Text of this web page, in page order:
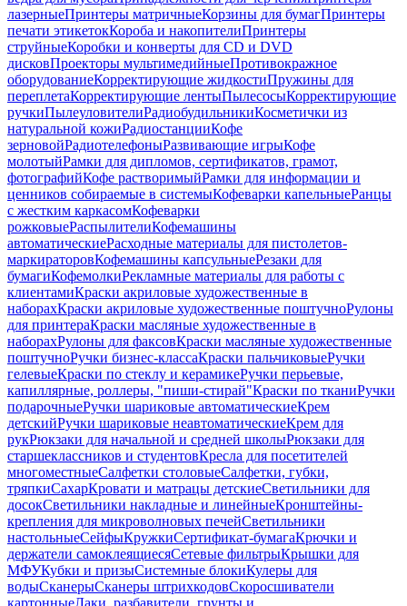
лазерныеПринтеры матричныеКорзины для бумагПринтеры
печати этикетокКороба и накопителиПринтеры
струйныеКоробки и конверты для CD и DVD
дисковПроекторы мультимедийныеПротивокражное
оборудованиеКорректирующие жидкостиПружины для
переплетаКорректирующие лентыПылесосыКорректирующие
ручкиПылеуловителиРадиобудильникиКосметички из
натуральной кожиРадиостанцииКофе
зерновойРадиотелефоныРазвивающие игрыКофе
молотыйРамки для дипломов, сертификатов, грамот,
фотографийКофе растворимыйРамки для информации и
ценников собираемые в системыКофеварки капельныеРанцы
с жестким каркасомКофеварки
рожковыеРаспылителиКофемашины
автоматическиеРасходные материалы для пистолетов-
маркираторовКофемашины капсульныеРезаки для
бумагиКофемолкиРекламные материалы для работы с
клиентамиКраски акриловые художественные в
наборахКраски акриловые художественные поштучноРулоны
для принтераКраски масляные художественные в
наборахРулоны для факсовКраски масляные художественные
поштучноРучки бизнес-классаКраски пальчиковыеРучки
гелевыеКраски по стеклу и керамикеРучки перьевые,
капиллярные, роллеры, "пиши-стирай"Краски по тканиРучки
подарочныеРучки шариковые автоматическиеКрем
детскийРучки шариковые неавтоматическиеКрем для
рукРюкзаки для начальной и средней школыРюкзаки для
старшеклассников и студентовКресла для посетителей
многоместныеСалфетки столовыеСалфетки, губки,
тряпкиСахарКровати и матрацы детскиеСветильники для
досокСветильники накладные и линейныеКронштейны-
крепления для микроволновых печейСветильники
настольныеСейфыКружкиСертификат-бумагаКрючки и
держатели самоклеящиесяСетевые фильтрыКрышки для
МФУКубки и призыСистемные блокиКулеры для
водыСканерыСканеры штрихкодовСкоросшиватели
картонныеЛаки, разбавители, грунты и